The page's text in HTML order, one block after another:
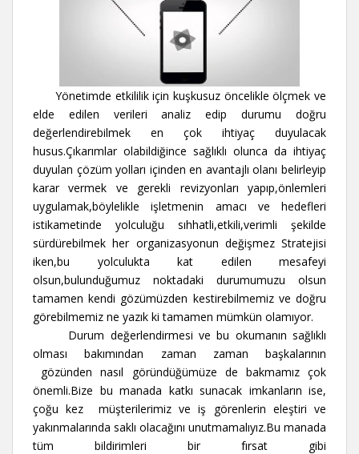
Yönetimde etkililik için kuşkusuz öncelikle ölçmek ve
elde edilen verileri analiz edip durumu doğru
değerlendirebilmek en çok ihtiyaç duyulacak
husus.Çıkarımlar olabildiğince sağlıklı olunca da ihtiyaç
duyulan çözüm yolları içinden en avantajlı olanı belirleyip
karar vermek ve gerekli revizyonları yapıp,önlemleri
uygulamak,böylelikle işletmenin amacı ve hedefleri
istikametinde yolculuğu sıhhatli,etkili,verimli şekilde
sürdürebilmek her organizasyonun değişmez Stratejisi
iken,bu yolculukta kat edilen mesafeyi
olsun,bulunduğumuz noktadaki durumumuzu olsun
tamamen kendi gözümüzden kestirebilmemiz ve doğru
görebilmemiz ne yazık ki tamamen mümkün olamıyor.
Durum değerlendirmesi ve bu okumanın sağlıklı
olması bakımından zaman zaman başkalarının
gözünden nasıl göründüğümüze de bakmamız çok
önemli.Bize bu manada katkı sunacak imkanların ise,
çoğu kez müşterilerimiz ve iş görenlerin eleştiri ve
yakınmalarında saklı olacağını unutmamalıyız.Bu manada
tüm bildirimleri bir fırsat gibi